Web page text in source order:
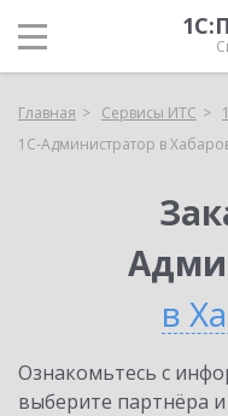
Главная Сервисы ИТС
1С-Администратор в
в
Ознакомьтесь с
выберите партнёра